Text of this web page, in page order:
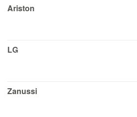
Ariston
LG
Zanussi